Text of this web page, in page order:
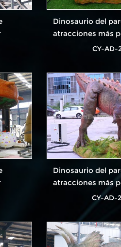
Dinosaurio del
atracciones más
CY-AD-
Dinosaurio del
atracciones más
CY-AD-